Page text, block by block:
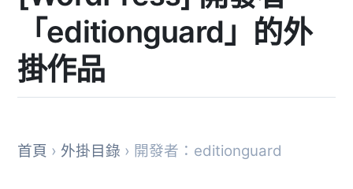
「editionguard」的外
掛作品
首頁 › 外掛目錄 › 開發者：editionguard